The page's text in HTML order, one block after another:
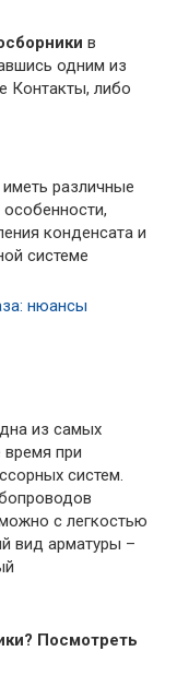
в
одним из
Контакты, либо
различные
конденсата и
системе
нюансы
из самых
при
систем.
с легкостью
вид арматуры –
Посмотреть